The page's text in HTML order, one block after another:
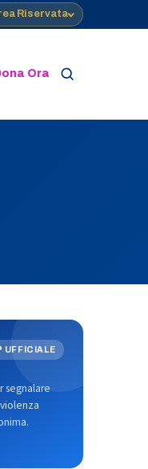
Riservata
Ora
UFFICIALE
segnalare